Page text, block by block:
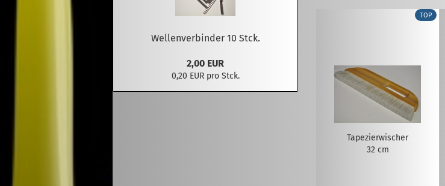
TOP
Tapezierwischer
32 cm
Wellenverbinder 10 Stck.
2,00 EUR
0,20 EUR pro Stck.